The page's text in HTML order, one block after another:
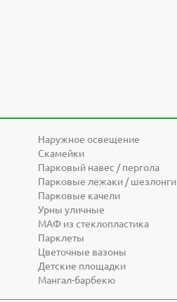
Наружное освещение
Скамейки
Парковый навес / пергола
Парковые лежаки / шезлонги
Парковые качели
Урны уличные
МАФ из стеклопластика
Парклеты
Цветочные вазоны
Детские площадки
Мангал-барбекю